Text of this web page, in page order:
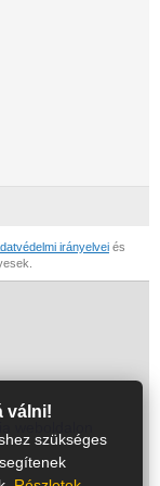
irányelvei és
válni!
szükséges